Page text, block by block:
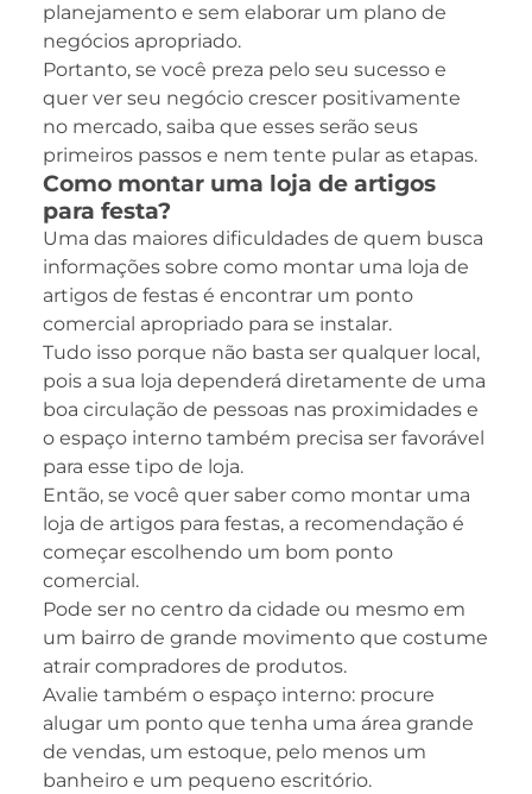
planejamento e sem elaborar um plano de
negócios apropriado.
Portanto, se você preza pelo seu sucesso e
quer ver seu negócio crescer positivamente
no mercado, saiba que esses serão seus
primeiros passos e nem tente pular as etapas.
Como montar uma loja de artigos
para festa?
Uma das maiores dificuldades de quem busca
informações sobre como montar uma loja de
artigos de festas é encontrar um ponto
comercial apropriado para se instalar.
Tudo isso porque não basta ser qualquer local,
pois a sua loja dependerá diretamente de uma
boa circulação de pessoas nas proximidades e
o espaço interno também precisa ser favorável
para esse tipo de loja.
Então, se você quer saber como montar uma
loja de artigos para festas, a recomendação é
começar escolhendo um bom ponto
comercial.
Pode ser no centro da cidade ou mesmo em
um bairro de grande movimento que costume
atrair compradores de produtos.
Avalie também o espaço interno: procure
alugar um ponto que tenha uma área grande
de vendas, um estoque, pelo menos um
banheiro e um pequeno escritório.